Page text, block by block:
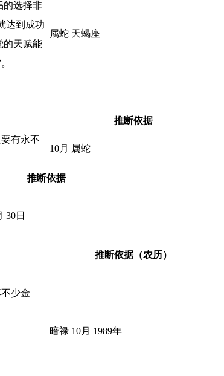
的选择非
达到成功
的天赋能
属蛇 天蝎座
推断依据
有永不
10月 属蛇
推断依据
30日
推断依据（农历）
少金
暗禄 10月 1989年